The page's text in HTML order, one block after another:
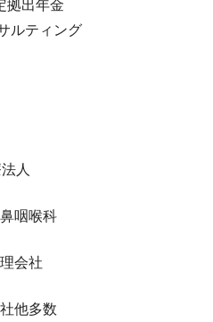
拠出年金
ルティング
人
咽喉科
会社
他多数